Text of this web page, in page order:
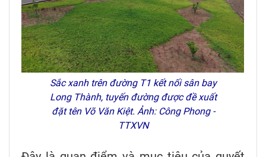
Sắc xanh trên đường T1 kết nối sân bay
Long Thành, tuyến đường được đề xuất
đặt tên Võ Văn Kiệt. Ảnh: Công Phong -
TTXVN